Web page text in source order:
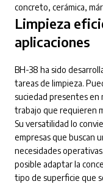
concreto, cerámica,
Limpieza
aplicaciones
BH-38 ha sido
tareas de limpieza.
suciedad presentes en
trabajo que requieren
Su versatilidad lo
empresas que buscan
necesidades
posible adaptar la
tipo de superficie que